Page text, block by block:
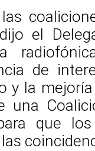
el
de
y la
una
que